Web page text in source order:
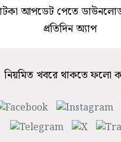
আপডেট পেতে
প্রতিদিন অ্যাপ
নিয়মিত খবরে থাকতে ফলো